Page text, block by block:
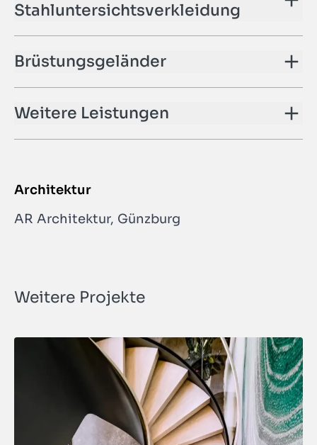
Stahluntersichtsverkleidung
Brüstungsgeländer
Weitere Leistungen
Architektur
AR Architektur, Günzburg
Weitere Projekte